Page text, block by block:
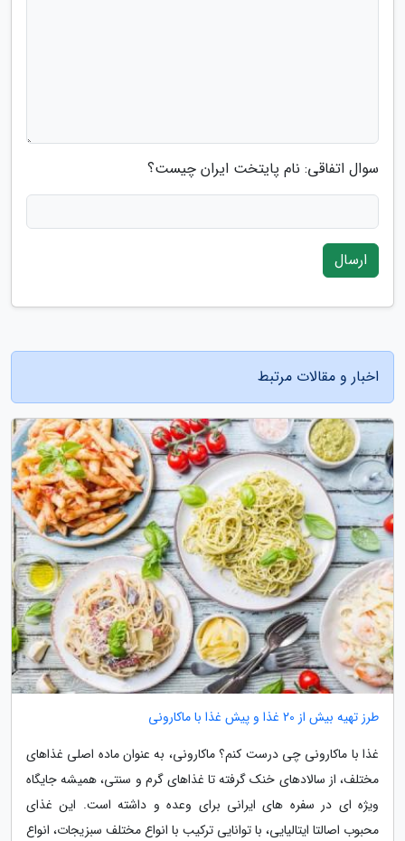
سوال اتفاقی: نام پایتخت ایران چیست؟
ارسال
اخبار و مقالات مرتبط
طرز تهیه بیش از 20 غذا و پیش غذا با ماکارونی
غذا با ماکارونی چی درست کنم؟ ماکارونی، به عنوان ماده اصلی غذاهای
مختلف، از سالادهای خنک گرفته تا غذاهای گرم و سنتی، همیشه جایگاه
ویژه ای در سفره های ایرانی برای وعده و داشته است. این غذای
محبوب اصالتا ایتالیایی، با توانایی ترکیب با انواع مختلف سبزیجات، انواع